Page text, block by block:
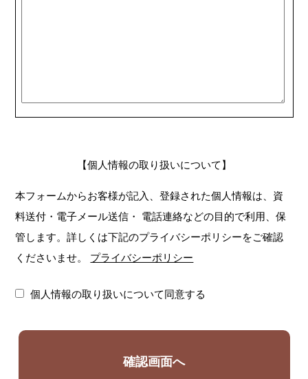
【個人情報の取り扱いについて】
本フォームからお客様が記入、登録された個人情報は、資
料送付・電子メール送信・ 電話連絡などの目的で利用、保
管します。詳しくは下記のプライバシーポリシーをご確認
くださいませ。
プライバシーポリシー
個人情報の取り扱いについて同意する